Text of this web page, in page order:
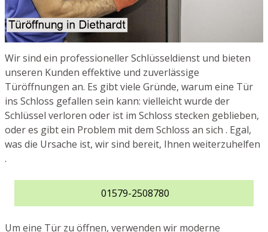
Wir sind ein professioneller Schlüsseldienst und bieten
unseren Kunden effektive und zuverlässige
Türöffnungen an. Es gibt viele Gründe, warum eine Tür
ins Schloss gefallen sein kann: vielleicht wurde der
Schlüssel verloren oder ist im Schloss stecken geblieben,
oder es gibt ein Problem mit dem Schloss an sich . Egal,
was die Ursache ist, wir sind bereit, Ihnen weiterzuhelfen
.
01579-2508780
Um eine Tür zu öffnen, verwenden wir moderne